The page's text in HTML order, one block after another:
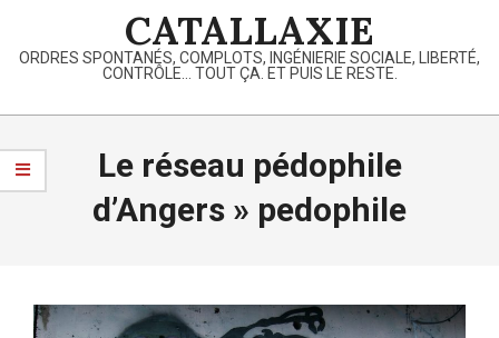
content
CATALLAXIE
ORDRES SPONTANÉS, COMPLOTS, INGÉNIERIE SOCIALE, LIBERTÉ,
CONTRÔLE… TOUT ÇA. ET PUIS LE RESTE.
Primary
Menu
Le réseau pédophile
d’Angers » pedophile